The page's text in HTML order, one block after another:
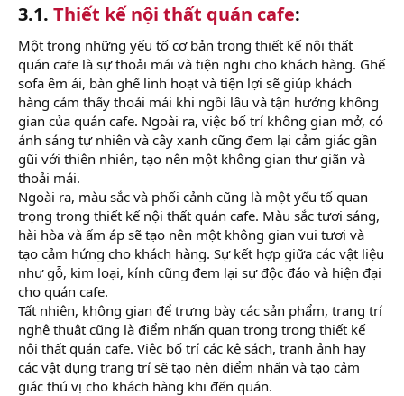
3.1. Thiết kế nội thất quán cafe:​
Một trong những yếu tố cơ bản trong thiết kế nội thất
quán cafe là sự thoải mái và tiện nghi cho khách hàng. Ghế
sofa êm ái, bàn ghế linh hoạt và tiện lợi sẽ giúp khách
hàng cảm thấy thoải mái khi ngồi lâu và tận hưởng không
gian của quán cafe. Ngoài ra, việc bố trí không gian mở, có
ánh sáng tự nhiên và cây xanh cũng đem lại cảm giác gần
gũi với thiên nhiên, tạo nên một không gian thư giãn và
thoải mái.
Ngoài ra, màu sắc và phối cảnh cũng là một yếu tố quan
trọng trong thiết kế nội thất quán cafe. Màu sắc tươi sáng,
hài hòa và ấm áp sẽ tạo nên một không gian vui tươi và
tạo cảm hứng cho khách hàng. Sự kết hợp giữa các vật liệu
như gỗ, kim loại, kính cũng đem lại sự độc đáo và hiện đại
cho quán cafe.
Tất nhiên, không gian để trưng bày các sản phẩm, trang trí
nghệ thuật cũng là điểm nhấn quan trọng trong thiết kế
nội thất quán cafe. Việc bố trí các kệ sách, tranh ảnh hay
các vật dụng trang trí sẽ tạo nên điểm nhấn và tạo cảm
giác thú vị cho khách hàng khi đến quán.